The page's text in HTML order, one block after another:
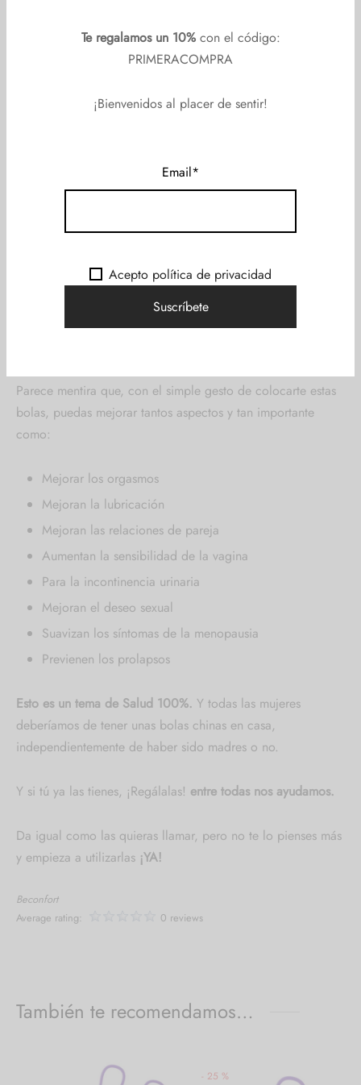
Te regalamos un 10%con el código:
PRIMERACOMPRA
¡Bienvenidos al placer de sentir!
Email*
Acepto política de privacidad
Recargable con cable USB (incluido).
Fácil de limpiar.
Tiempo de uso: 150 min.
Incluye una bolsita de transporte y almacenamiento.
para su colocación.
TE CONTAMOS
¿Sabías que tus orgasmos pueden llegar a durar hasta 15
Parece mentira que, con el simple gesto de colocarte estas
bolas, puedas mejorar tantos aspectos y tan importante
como:
Mejorar los orgasmos
Mejoran la lubricación
Mejoran las relaciones de pareja
Aumentan la sensibilidad de la vagina
Para la incontinencia urinaria
Mejoran el deseo sexual
Suavizan los síntomas de la menopausia
Previenen los prolapsos
Esto es un tema de Salud 100%. Y todas las mujeres
deberíamos de tener unas bolas chinas en casa,
independientemente de haber sido madres o no.
Y si tú ya las tienes, ¡Regálalas! entre todas nos ayudamos.
Da igual como las quieras llamar, pero no te lo pienses más
y empieza a utilizarlas ¡YA!
Beconfort
Average rating:
0 reviews
También te recomendamos…
- 25 %